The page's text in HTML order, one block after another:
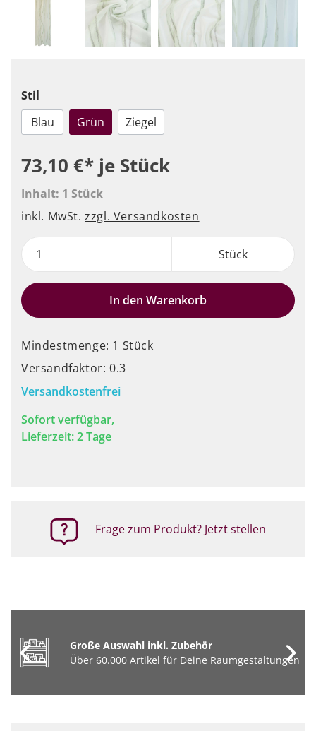
Stil
Blau
Grün Ziegel
73,10 €* je Stück
Inhalt: 1 Stück
inkl. MwSt.zzgl. Versandkosten
Stück
In den Warenkorb
Mindestmenge: 1 Stück
Versandfaktor: 0.3
Versandkostenfrei
Sofort verfügbar,
Lieferzeit: 2 Tage
Frage zum Produkt? Jetzt stellen
Große Auswahl inkl. Zubehör
Über 60.000 Artikel für Deine Raumgestaltungen